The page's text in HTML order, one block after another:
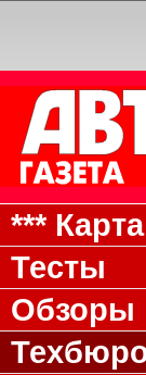
***
Тесты
Обзоры